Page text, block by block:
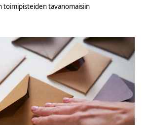
toimipisteiden tavanomaisiin